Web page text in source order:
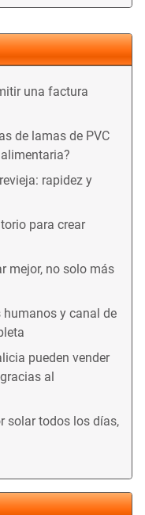
una factura
de lamas de PVC
rapidez y
para crear
mejor, no solo más
humanos y canal de
pueden vender
al
solar todos los días,